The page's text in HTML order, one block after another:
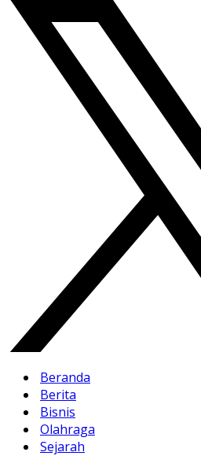
Beranda
Berita
Bisnis
Olahraga
Sejarah